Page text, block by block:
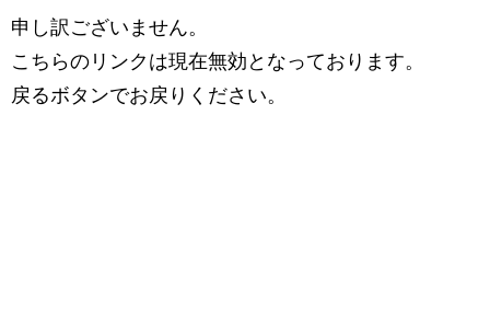
申し訳ございません。
こちらのリンクは現在無効となっております。
戻るボタンでお戻りください。